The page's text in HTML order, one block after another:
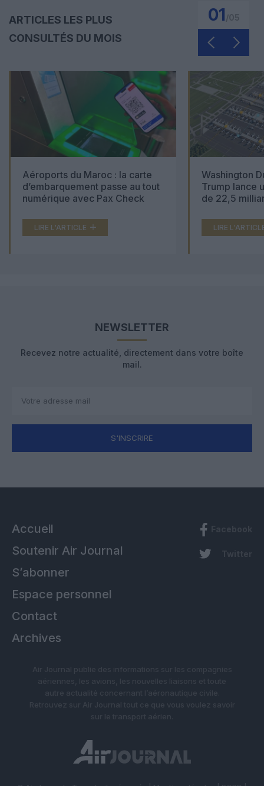
ARTICLES LES PLUS
CONSULTÉS DU MOIS
01
Aéroports du Maroc : la carte
d’embarquement passe au tout
numérique avec Pax Check
LIRE L'ARTICLE
Washington
Trump lance
de 22,5
LIRE
NEWSLETTER
Recevez notre actualité, directement dans votre boîte
mail.
S'INSCRIRE
Accueil
Soutenir Air Journal
S’abonner
Espace personnel
Contact
Archives